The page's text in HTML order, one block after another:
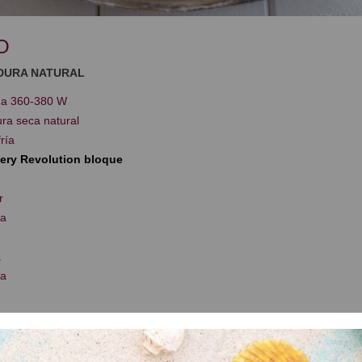
NATURAL
360-380 W
seca natural
Revolution bloque